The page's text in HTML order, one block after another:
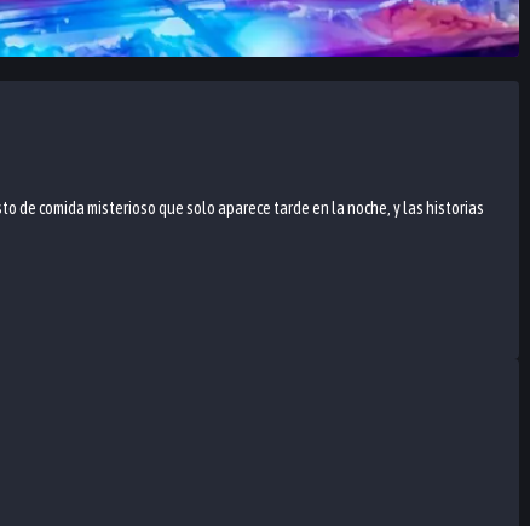
de comida misterioso que solo aparece tarde en la noche, y las historias